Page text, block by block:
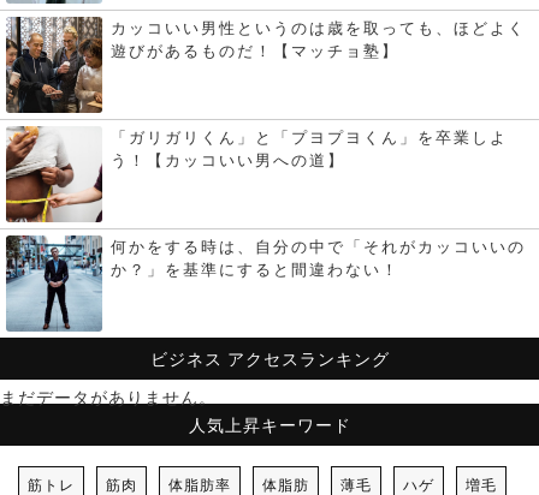
カッコいい男性というのは歳を取っても、ほどよく
遊びがあるものだ！【マッチョ塾】
「ガリガリくん」と「プヨプヨくん」を卒業しよ
う！【カッコいい男への道】
何かをする時は、自分の中で「それがカッコいいの
か？」を基準にすると間違わない！
ビジネス アクセスランキング
まだデータがありません。
人気上昇キーワード
筋トレ 筋肉 体脂肪率 体脂肪 薄毛 ハゲ 増毛